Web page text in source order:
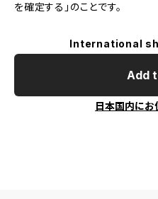
を確定する」のことです。
International
Add
日本国内にお